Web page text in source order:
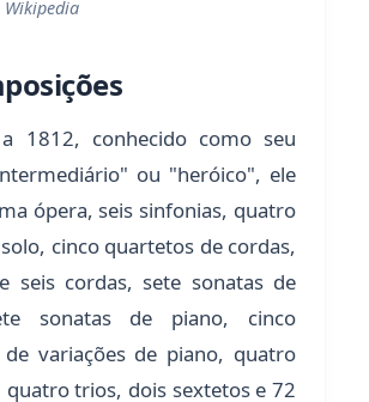
Wikipedia
1812, conhecido como seu
ou "heróico", ele
ópera, seis sinfonias, quatro
cinco quartetos de cordas,
seis cordas, sete sonatas de
sonatas de piano, cinco
variações de piano, quatro
trios, dois sextetos e 72